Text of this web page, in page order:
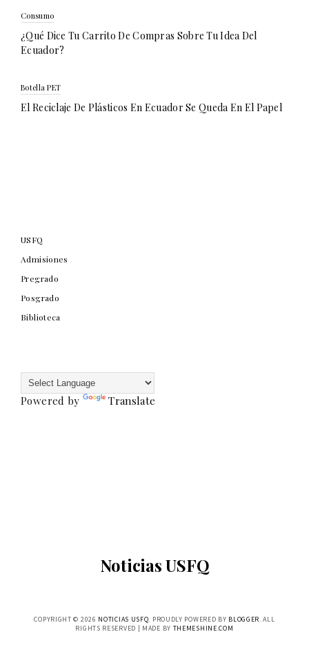
Consumo
¿Qué Dice Tu Carrito De Compras Sobre Tu Idea Del
Ecuador?
Botella PET
El Reciclaje De Plásticos En Ecuador Se Queda En El Papel
USFQ
Admisiones
Pregrado
Posgrado
Biblioteca
Powered by Translate
Noticias USFQ
COPYRIGHT © 2026 NOTICIAS USFQ. PROUDLY POWERED BY BLOGGER. ALL
RIGHTS RESERVED | MADE BY THEMESHINE.COM